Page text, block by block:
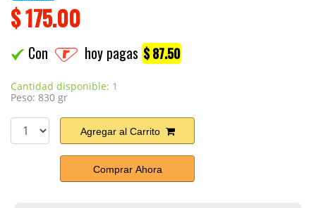
$175.00
Con hoy pagas $ 87.50
Cantidad disponible: 1
Peso: 830 gr
Agregar al Carrito
Comprar Ahora